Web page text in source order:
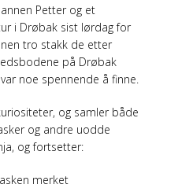
Petter og et
i Drøbak sist lørdag for
tro stakk de etter
på Drøbak
noe spennende å finne.
og samler både
og andre uodde
og fortsetter:
merket